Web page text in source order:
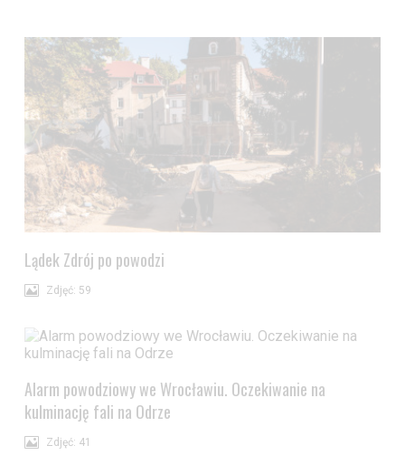
Lądek Zdrój po powodzi
Zdjęć: 59
Alarm powodziowy we Wrocławiu. Oczekiwanie na
kulminację fali na Odrze
Zdjęć: 41